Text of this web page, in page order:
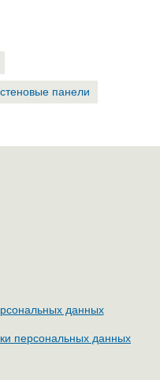
стеновые панели
данных
персональных данных